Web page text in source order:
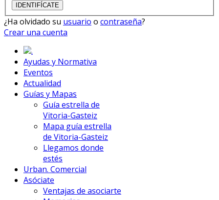
¿Ha olvidado su usuario o contraseña?
Crear una cuenta
.
Ayudas y Normativa
Eventos
Actualidad
Guías y Mapas
Guía estrella de
Vitoria-Gasteiz
Mapa guía estrella
de Vitoria-Gasteiz
Llegamos donde
estés
Urban. Comercial
Asóciate
Ventajas de asociarte